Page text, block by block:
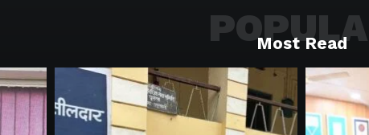
Most Read